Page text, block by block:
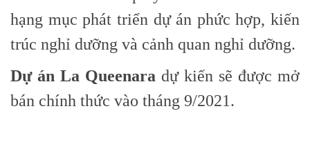
hạng mục phát triển dự án phức hợp, kiến
trúc nghỉ dưỡng và cảnh quan nghỉ dưỡng.
Dự án La Queenara dự kiến sẽ được mở
bán chính thức vào tháng 9/2021.